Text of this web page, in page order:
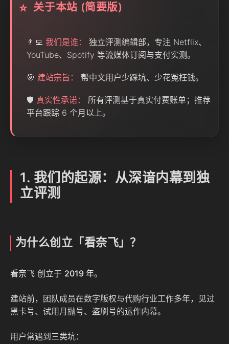
⭐ 关于本站 (简要版)
👨‍💻 我们是谁：
独立评测编辑部，专注 Netflix、
YouTube、Spotify 等流媒体订阅与支付实测。
🎯 建站宗旨： 帮中文用户少踩坑、少花冤枉钱。
🛡️ 真实性承诺：
所有评测基于真实付费账单；推荐
平台跟踪 6 个月以上。
1. 我们的起源：从深谙内幕到独
立评测
为什么创立「看奈飞」？
看奈飞 创立于 2019 年。
建站前，团队成员在数字版权与代购行业工作多年，见过
黑卡号、试用月抛号、盗刷号的运作内幕。
用户常遇到三类坑：